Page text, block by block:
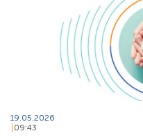
19.05.2026
09:43